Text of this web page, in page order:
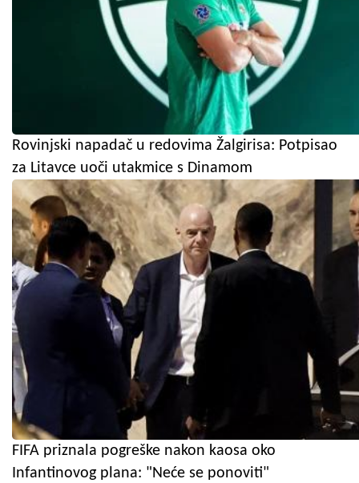
Rovinjski napadač u redovima Žalgirisa: Potpisao
za Litavce uoči utakmice s Dinamom
FIFA priznala pogreške nakon kaosa oko
Infantinovog plana: "Neće se ponoviti"